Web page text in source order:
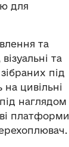
для
та
та
під
цивільні
наглядом
платформи